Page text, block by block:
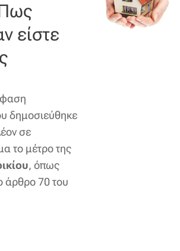
είστε
δημοσιεύθηκε
σε
το μέτρο της
, όπως
άρθρο 70 του